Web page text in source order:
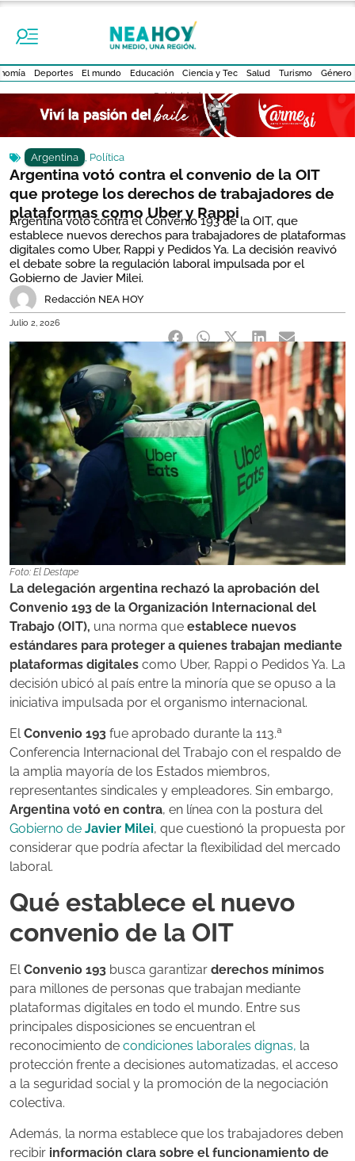
Deportes El mundo Educación Ciencia y Tec Salud Turismo Género
- Publicidad -
Argentina , Política
Argentina votó contra el convenio de la OIT
que protege los derechos de trabajadores de
plataformas como Uber y Rappi
Argentina votó contra el Convenio 193 de la OIT, que
establece nuevos derechos para trabajadores de plataformas
digitales como Uber, Rappi y Pedidos Ya. La decisión reavivó
el debate sobre la regulación laboral impulsada por el
Gobierno de Javier Milei.
Redacción NEA HOY
Julio 2, 2026
Foto: El Destape
La delegación argentina rechazó la aprobación del
Convenio 193 de la Organización Internacional del
Trabajo (OIT), una norma que establece nuevos
estándares para proteger a quienes trabajan mediante
plataformas digitales como Uber, Rappi o Pedidos Ya. La
decisión ubicó al país entre la minoría que se opuso a la
iniciativa impulsada por el organismo internacional.
ElConvenio 193 fue aprobado durante la 113.ª
Conferencia Internacional del Trabajo con el respaldo de
la amplia mayoría de los Estados miembros,
representantes sindicales y empleadores. Sin embargo,
Argentina votó en contra, en línea con la postura del
Gobierno de Javier Milei, que cuestionó la propuesta por
considerar que podría afectar la flexibilidad del mercado
laboral.
Qué establece el nuevo
convenio de la OIT
ElConvenio 193 busca garantizar derechos mínimos
para millones de personas que trabajan mediante
plataformas digitales en todo el mundo. Entre sus
principales disposiciones se encuentran el
reconocimiento de condiciones laborales dignas, la
protección frente a decisiones automatizadas, el acceso
a la seguridad social y la promoción de la negociación
colectiva.
Además, la norma establece que los trabajadores deben
recibir información clara sobre el funcionamiento de